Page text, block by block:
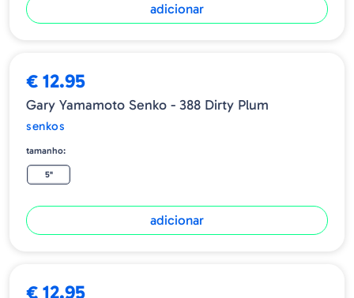
adicionar
€ 12.95
Gary Yamamoto Senko - 388 Dirty Plum
senkos
tamanho:
5"
adicionar
€ 12.95